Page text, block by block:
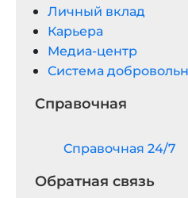
Личный вклад
Карьера
Медиа-центр
Система
Справочная
Cправочная 24/7
Обратная связь